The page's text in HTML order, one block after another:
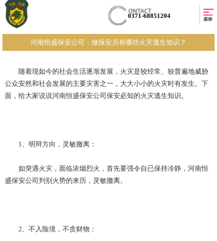
0371-68851204
河南恒盛保安公司：做保安员有哪些火灾逃生知识？
随着现如今的社会生活逐渐发展，火灾是较经常、较普遍地威胁
公众安然和社会发展的主要灾害之一，大大小小的火灾时有发生。下
面，给大家说说河南恒盛保安公司保安必知的火灾逃生知识。
1、明辩方向，灵敏撤离：
如突遇火灾，面临浓烟烈火，首先要强令自已保持冷静，河南恒
盛保安公司判别火势的来历，灵敏撤离。
2、不入险境，不贪财物：